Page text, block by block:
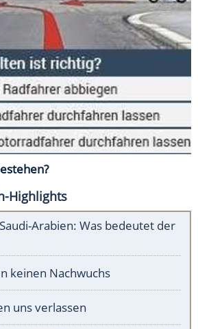
Highlights
Arabien: Was bedeutet der
keinen Nachwuchs
uns verlassen